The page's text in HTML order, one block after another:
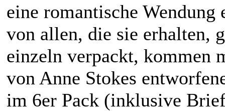
eine romantische
von allen, die sie erhalten,
einzeln verpackt, kommen
von Anne Stokes
im 6er Pack (inklusive